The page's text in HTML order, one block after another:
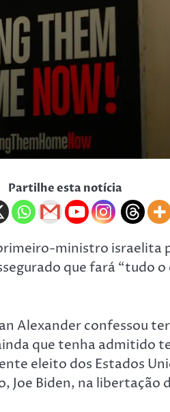
Partilhe esta notícia
ministro israelita
que fará “tudo
Alexander confessou
que tenha admitido
eleito dos Estados
Joe Biden, na libertação